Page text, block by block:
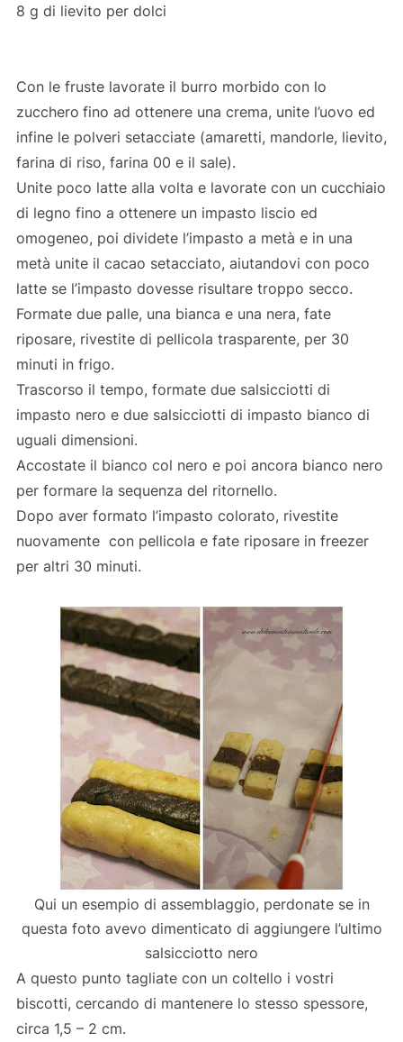
8 g di lievito per dolci
Con le fruste lavorate il burro morbido con lo
zucchero fino ad ottenere una crema, unite l’uovo ed
infine le polveri setacciate (amaretti, mandorle, lievito,
farina di riso, farina 00 e il sale).
Unite poco latte alla volta e lavorate con un cucchiaio
di legno fino a ottenere un impasto liscio ed
omogeneo, poi dividete l’impasto a metà e in una
metà unite il cacao setacciato, aiutandovi con poco
latte se l’impasto dovesse risultare troppo secco.
Formate due palle, una bianca e una nera, fate
riposare, rivestite di pellicola trasparente, per 30
minuti in frigo.
Trascorso il tempo, formate due salsicciotti di
impasto nero e due salsicciotti di impasto bianco di
uguali dimensioni.
Accostate il bianco col nero e poi ancora bianco nero
per formare la sequenza del ritornello.
Dopo aver formato l’impasto colorato, rivestite
nuovamente con pellicola e fate riposare in freezer
per altri 30 minuti.
Qui un esempio di assemblaggio, perdonate se in
questa foto avevo dimenticato di aggiungere l’ultimo
salsicciotto nero
A questo punto tagliate con un coltello i vostri
biscotti, cercando di mantenere lo stesso spessore,
circa 1,5 – 2 cm.